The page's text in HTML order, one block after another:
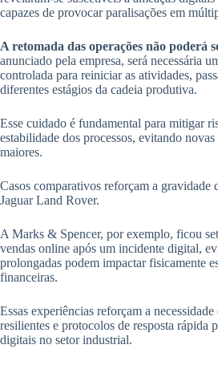
capazes de provocar paralisações em
A retomada das operações não poderá
anunciado pela empresa, será necessária
controlada para reiniciar as atividades,
diferentes estágios da cadeia produtiva.
Esse cuidado é fundamental para mitigar
estabilidade dos processos, evitando
maiores.
Casos comparativos reforçam a gravidade
Jaguar Land Rover.
A Marks & Spencer, por exemplo, ficou
vendas online após um incidente digital,
prolongadas podem impactar fisicamente
financeiras.
Essas experiências reforçam a necessidade
resilientes e protocolos de resposta rápida
digitais no setor industrial.